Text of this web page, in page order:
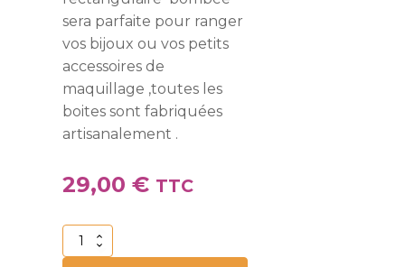
sera parfaite pour ranger
vos bijoux ou vos petits
accessoires de
maquillage ,toutes les
boites sont fabriquées
artisanalement .
29,00€ TTC
quantité
de